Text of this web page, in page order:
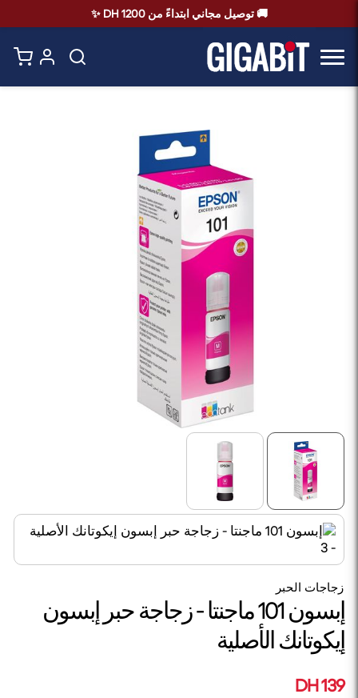
🚚 توصيل مجاني ابتداءً من 1200 DH ✨
زجاجات الحبر
إبسون 101 ماجنتا - زجاجة حبر إبسون
إيكوتانك الأصلية
139 DH